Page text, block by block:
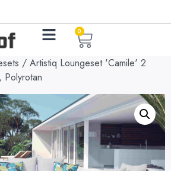
0
/ Artistiq Loungeset 'Camile' 2